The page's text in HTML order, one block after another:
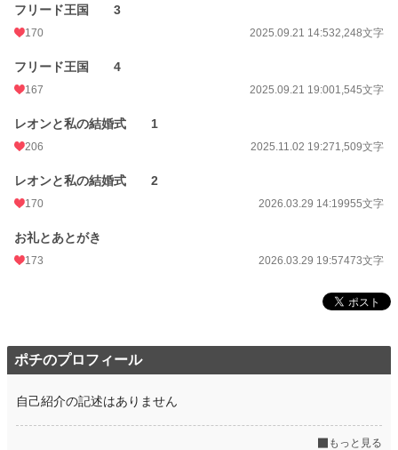
フリード王国 3
170 2025.09.21 14:532,248文字
フリード王国 4
167 2025.09.21 19:001,545文字
レオンと私の結婚式 1
206 2025.11.02 19:271,509文字
レオンと私の結婚式 2
170 2026.03.29 14:19955文字
お礼とあとがき
173 2026.03.29 19:57473文字
ポチのプロフィール
自己紹介の記述はありません
もっと見る